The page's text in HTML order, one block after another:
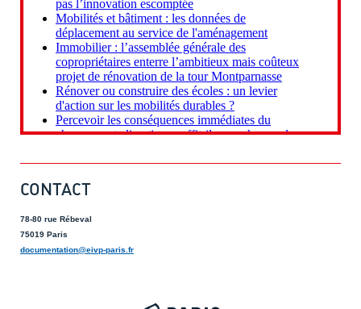
CONTACT
78-80 rue Rébeval
75019 Paris
documentation@eivp-paris.fr